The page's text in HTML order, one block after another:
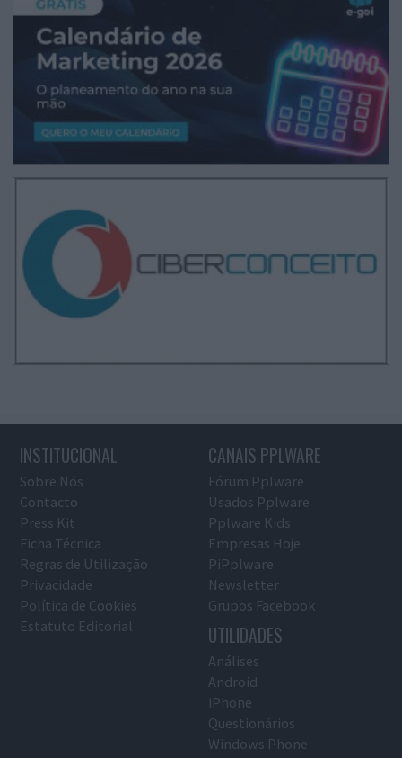
INSTITUCIONAL
Sobre Nós
Contacto
Press Kit
Ficha Técnica
Regras de Utilização
Privacidade
Política de Cookies
Estatuto Editorial
CANAIS PPLWARE
Fórum Pplware
Usados Pplware
Pplware Kids
Empresas Hoje
PiPplware
Newsletter
Grupos Facebook
UTILIDADES
Análises
Android
iPhone
Questionários
Windows Phone